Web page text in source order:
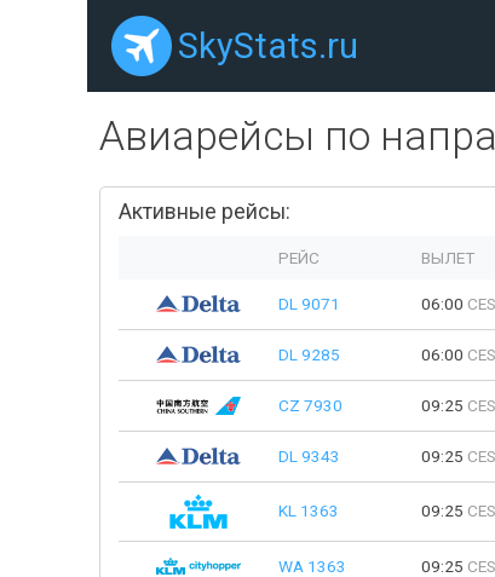
SkyStats.ru
Авиарейсы по
Активные рейсы:
РЕЙС ВЫЛЕТ
DL 9071 06:00
DL 9285 06:00
CZ 7930 09:25
DL 9343 09:25
KL 1363 09:25
WA 1363 09:25